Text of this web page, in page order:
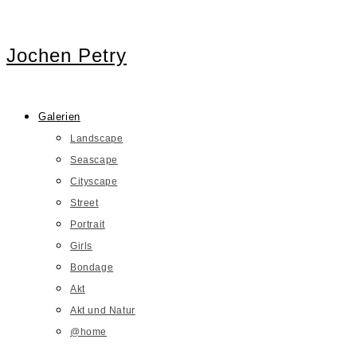
Jochen Petry
Galerien
Landscape
Seascape
Cityscape
Street
Portrait
Girls
Bondage
Akt
Akt und Natur
@home